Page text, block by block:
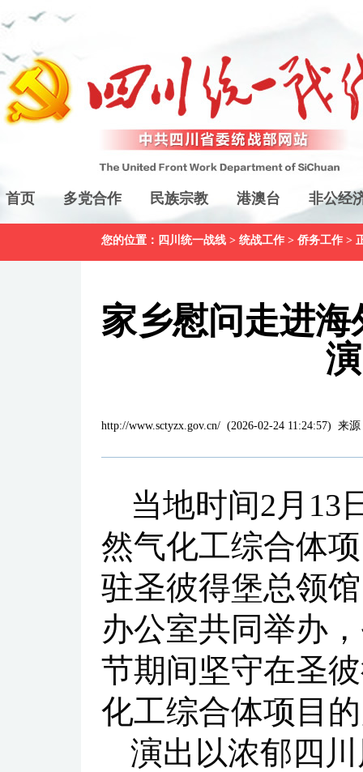
首页 多党合作 民族宗教 港澳台 非公经
您的位置： 四川统一战线 > 统战工作 > 侨务工作 >
家乡慰问走进海
http://www.sctyzx.gov.cn/ (2026-02-24 11:24:57) 来源
当地时间2月13
然气化工综合体
驻圣彼得堡总领
办公室共同举办
节期间坚守在圣
化工综合体项目
演出以浓郁四